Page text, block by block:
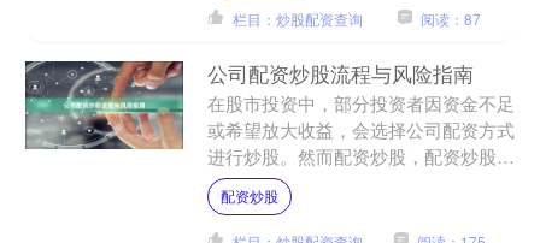
栏目：炒股配资查询 阅读：87
公司配资炒股流程与风险指南
在股市投资中，部分投资者因资金不足
或希望放大收益，会选择公司配资方式
进行炒股。然而配资炒股，配资炒股在
放大收益的同时也显著放大了风险。本
文将系统梳理公司配资炒股....
配资炒股